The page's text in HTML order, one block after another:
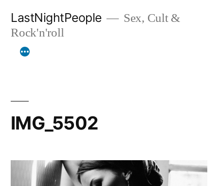
contenu
LastNightPeople
Sex, Cult &
Rock'n'roll
IMG_5502